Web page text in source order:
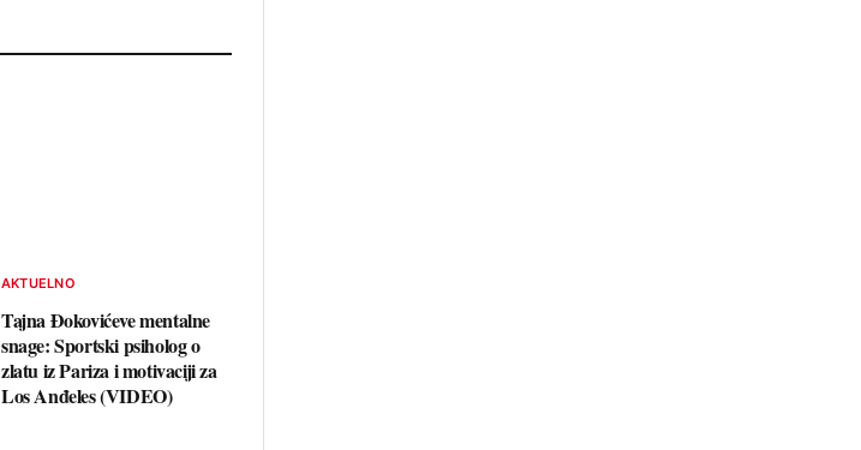
AKTUELNO
Tajna Đokovićeve mentalne
snage: Sportski psiholog o
zlatu iz Pariza i motivaciji za
Los Anđeles (VIDEO)